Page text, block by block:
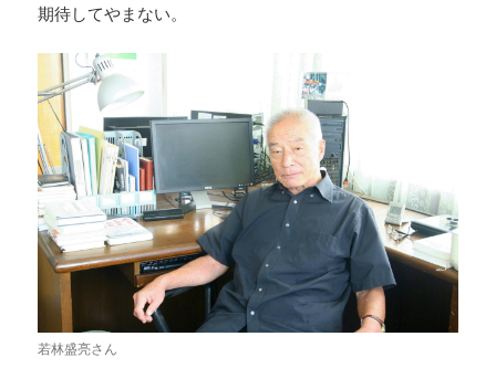
期待してやまない。
若林盛亮さん